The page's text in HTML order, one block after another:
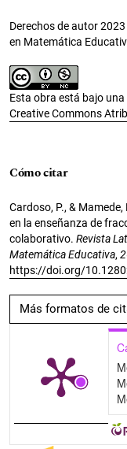
Derechos de autor
en Matemática
Esta obra está bajo
Creative Commons
Cómo citar
Cardoso, P., &
en la enseñanza de
colaborativo. Revista
Matemática Educativa,
https://doi.org/
Más formatos de